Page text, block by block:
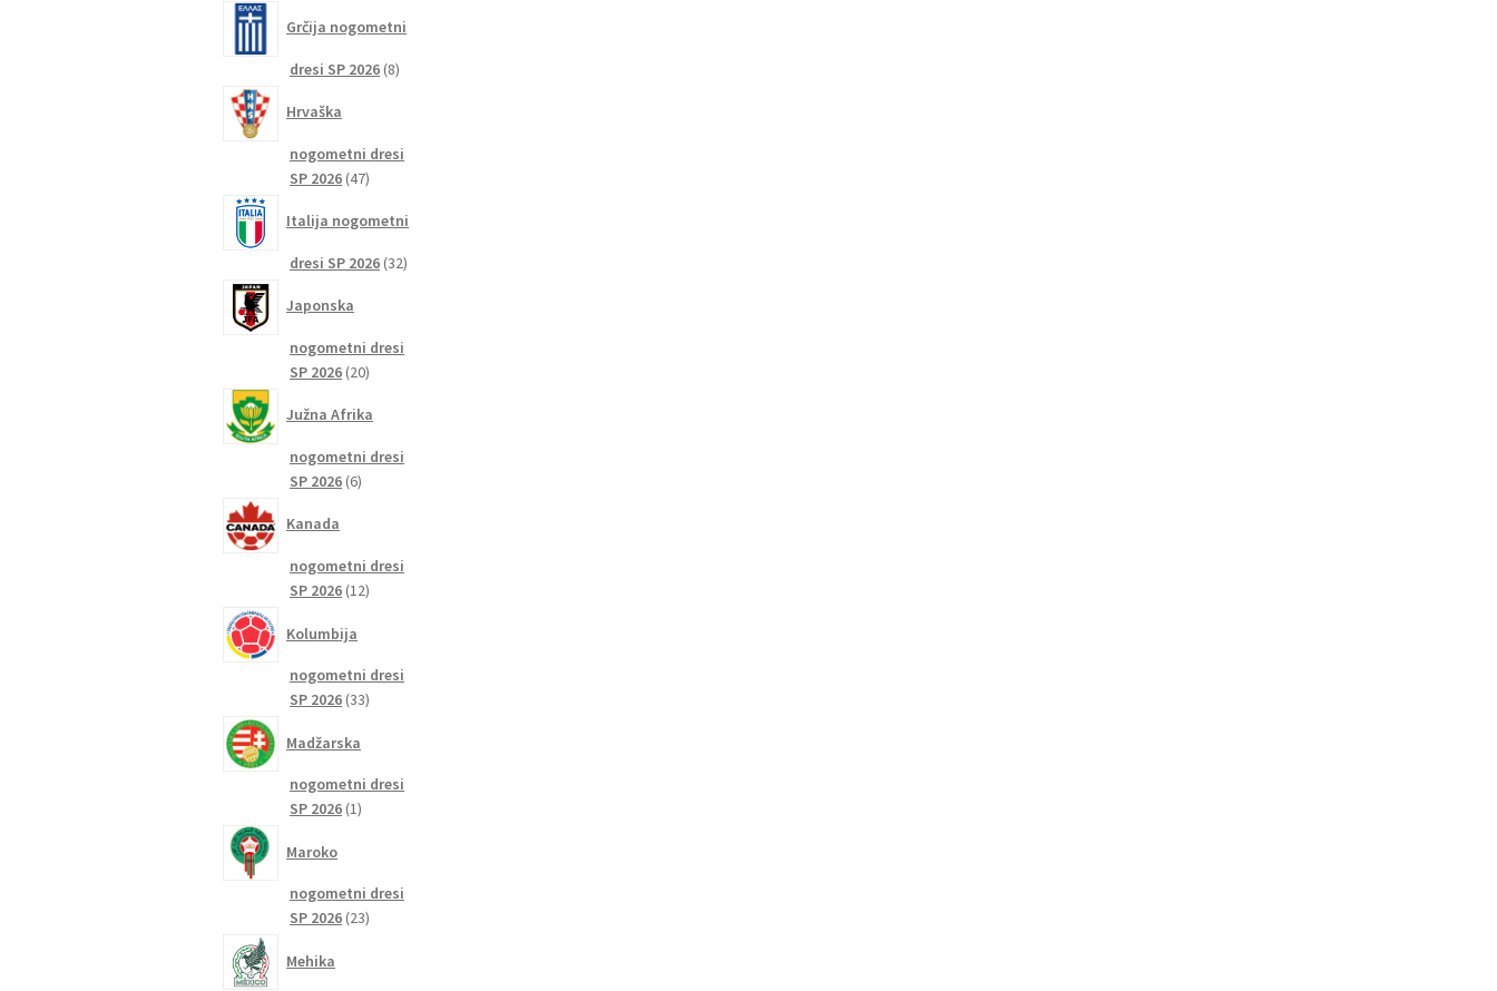
Grčija nogometni
dresi SP 2026 88
Hrvaška
nogometni dresi
SP 2026 4747
Italija nogometni
dresi SP 2026 3232
Japonska
nogometni dresi
SP 2026 2020
Južna Afrika
nogometni dresi
SP 2026 66
Kanada
nogometni dresi
SP 2026 1212
Kolumbija
nogometni dresi
SP 2026 3333
Madžarska
nogometni dresi
SP 2026 11
Maroko
nogometni dresi
SP 2026 2323
Mehika